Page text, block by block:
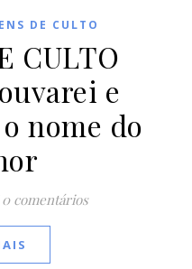
DE CULTO
CULTO
e
nome do
0 comentários